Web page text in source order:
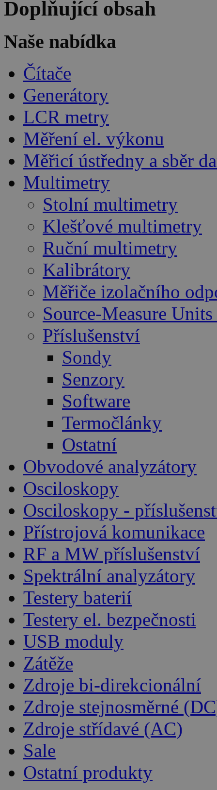
Doplňující obsah
Naše nabídka
Čítače
Generátory
LCR metry
Měření el. výkonu
Měřicí ústředny a sběr
Multimetry
Stolní multimetry
Klešťové multimetry
Ruční multimetry
Kalibrátory
Měřiče izolačního
Source-Measure
Příslušenství
Sondy
Senzory
Software
Termočlánky
Ostatní
Obvodové analyzátory
Osciloskopy
Osciloskopy -
Přístrojová komunikace
RF a MW příslušenství
Spektrální analyzátory
Testery baterií
Testery el. bezpečnosti
USB moduly
Zátěže
Zdroje bi-direkcionální
Zdroje stejnosměrné
Zdroje střídavé (AC)
Sale
Ostatní produkty